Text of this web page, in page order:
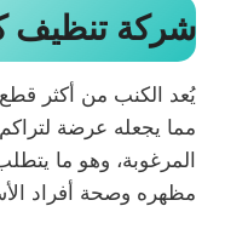
شركة تنظيف
يُعد الكنب من أكثر قطع
مما يجعله عرضة لتراكم
المرغوبة، وهو ما
مظهره وصحة أفراد